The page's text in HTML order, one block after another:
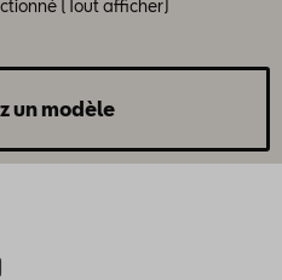
(Tout afficher)
un modèle